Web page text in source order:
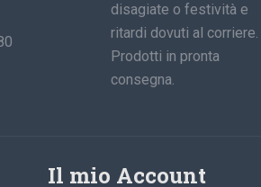
disagiate o festività e
ritardi dovuti al corriere.
Prodotti in pronta
consegna.
Il mio Account